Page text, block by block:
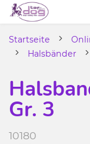
Startseite
Halsbänder
Gr. 3
10180